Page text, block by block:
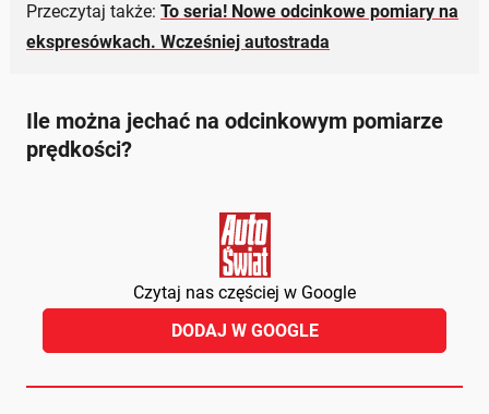
Przeczytaj także: To seria! Nowe odcinkowe pomiary na
ekspresówkach. Wcześniej autostrada
Ile można jechać na odcinkowym pomiarze
prędkości?
Czytaj nas częściej w Google
DODAJ W GOOGLE